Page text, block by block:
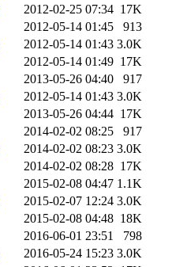
2012-02-25 07:34 17K
2012-05-14 01:45
913
2012-05-14 01:43 3.0K
2012-05-14 01:49 17K
2013-05-26 04:40
917
2012-05-14 01:43 3.0K
2013-05-26 04:44 17K
2014-02-02 08:25
917
2014-02-02 08:23 3.0K
2014-02-02 08:28 17K
2015-02-08 04:47 1.1K
2015-02-07 12:24 3.0K
2015-02-08 04:48 18K
2016-06-01 23:51
798
2016-05-24 15:23 3.0K